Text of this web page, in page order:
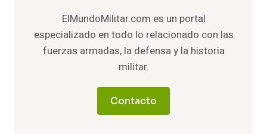
ElMundoMilitar.com es un portal
especializado en todo lo relacionado con las
fuerzas armadas, la defensa y la historia
militar.
Contacto